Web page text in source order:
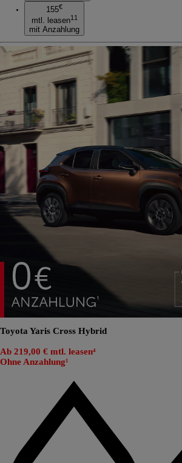
155€
mtl. leasen11
mit Anzahlung
Toyota Yaris Cross Hybrid
Ab 219,00 € mtl. leasen⁴
Ohne Anzahlung¹